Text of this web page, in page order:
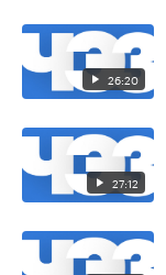
26:20
27:12